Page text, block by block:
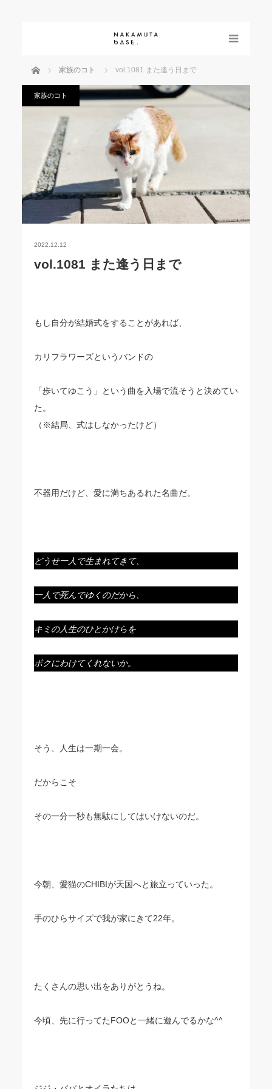
ホーム 家族のコト vol.1081 また逢う日まで
家族のコト
2022.12.12
vol.1081 また逢う日まで
もし自分が結婚式をすることがあれば、
カリフラワーズというバンドの
「歩いてゆこう」という曲を入場で流そうと決めてい
た。
（※結局、式はしなかったけど）
不器用だけど、愛に満ちあるれた名曲だ。
どうせ一人で生まれてきて、
一人で死んでゆくのだから、
キミの人生のひとかけらを
ボクにわけてくれないか。
そう、人生は一期一会。
だからこそ
その一分一秒も無駄にしてはいけないのだ。
今朝、愛猫のCHIBIが天国へと旅立っていった。
手のひらサイズで我が家にきて22年。
たくさんの思い出をありがとうね。
今頃、先に行ってたFOOと一緒に遊んでるかな^^